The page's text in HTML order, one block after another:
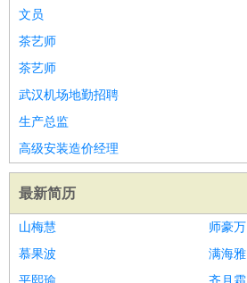
文员
茶艺师
茶艺师
武汉机场地勤招聘
生产总监
高级安装造价经理
最新简历
山梅慧
师豪万
慕果波
满海雅